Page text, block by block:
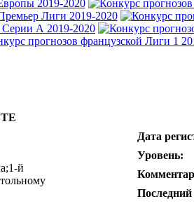
й
Дата
Уровень:
Последний